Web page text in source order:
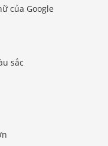
của Google
sắc